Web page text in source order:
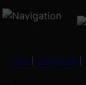
Zum
Inhalt
Home Verifizierung